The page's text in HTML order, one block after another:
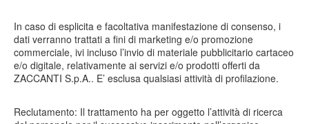
In caso di esplicita e facoltativa manifestazione di consenso, i
dati verranno trattati a fini di marketing e/o promozione
commerciale, ivi incluso l’invio di materiale pubblicitario cartaceo
e/o digitale, relativamente ai servizi e/o prodotti offerti da
ZACCANTI S.p.A.. E’ esclusa qualsiasi attività di profilazione.
Reclutamento: Il trattamento ha per oggetto l’attività di ricerca